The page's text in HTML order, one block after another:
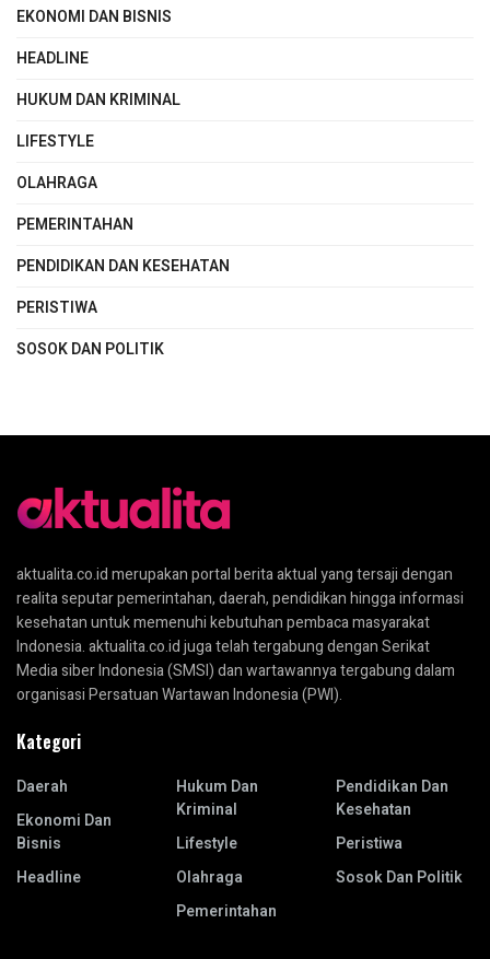
EKONOMI DAN BISNIS
HEADLINE
HUKUM DAN KRIMINAL
LIFESTYLE
OLAHRAGA
PEMERINTAHAN
PENDIDIKAN DAN KESEHATAN
PERISTIWA
SOSOK DAN POLITIK
aktualita.co.id merupakan portal berita aktual yang tersaji dengan
realita seputar pemerintahan, daerah, pendidikan hingga informasi
kesehatan untuk memenuhi kebutuhan pembaca masyarakat
Indonesia. aktualita.co.id juga telah tergabung dengan Serikat
Media siber Indonesia (SMSI) dan wartawannya tergabung dalam
organisasi Persatuan Wartawan Indonesia (PWI).
Kategori
Daerah
Ekonomi Dan
Bisnis
Headline
Hukum Dan
Kriminal
Lifestyle
Olahraga
Pemerintahan
Pendidikan Dan
Kesehatan
Peristiwa
Sosok Dan Politik